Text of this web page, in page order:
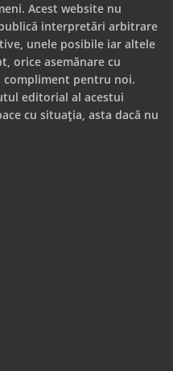
Acest website nu
interpretări arbitrare
unele posibile iar altele
orice asemănare cu
compliment pentru noi.
editorial al acestui
cu situația, asta dacă nu